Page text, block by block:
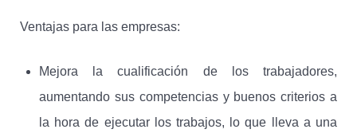
Ventajas para las empresas:
Mejora la cualificación de los trabajadores,
aumentando sus competencias y buenos criterios a
la hora de ejecutar los trabajos, lo que lleva a una